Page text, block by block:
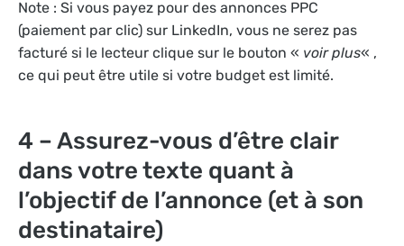
Note : Si vous payez pour des annonces PPC
(paiement par clic) sur LinkedIn, vous ne serez pas
facturé si le lecteur clique sur le bouton « voir plus« ,
ce qui peut être utile si votre budget est limité.
4 – Assurez-vous d’être clair
dans votre texte quant à
l’objectif de l’annonce (et à son
destinataire)